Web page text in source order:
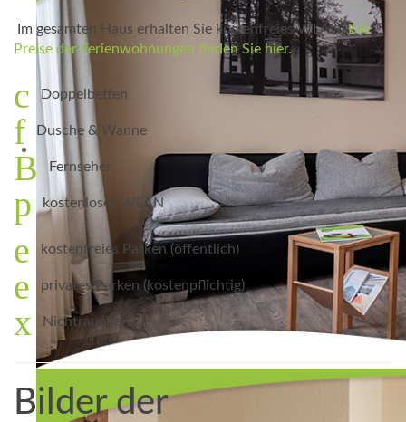
Im gesamten Haus erhalten Sie kostenfreies WLAN.Die
Preise der Ferienwohnungen finden Sie hier.
Doppelbetten
Dusche & Wanne
Fernseher
kostenloses WLAN
kostenfreies Parken (öffentlich)
privates Parken (kostenpflichtig)
Nichtraucher
Bilder der